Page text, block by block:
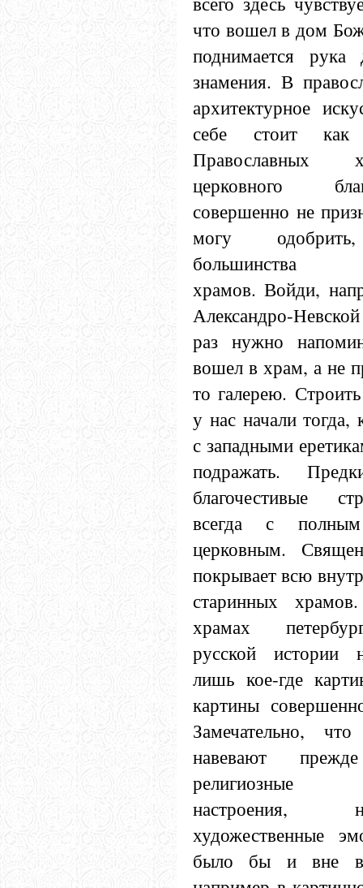
что вошел в дом
поднимается рука
знамения. В
архитектурное
себе стоит
Православных
церковного
совершенно не
могу
большинства
храмов. Войди,
Александро-
раз нужно
вошел в храм, а не
то галерею.
у нас начали тогда,
с западными
подражать.
благочестивые
всегда с
церковным.
покрывает всю
старинных
храмах
русской истории
лишь кое-где
картины
Замечательно,
навевают
религиозные
художественные
было бы и вне